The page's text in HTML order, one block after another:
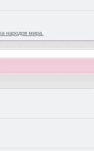
народов мира.